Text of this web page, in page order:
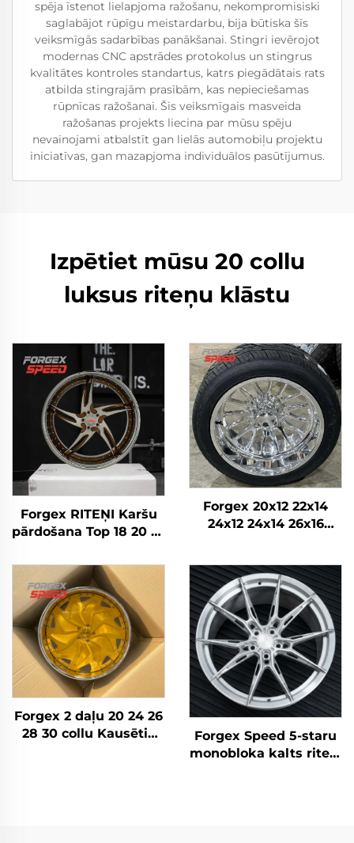
spēja īstenot lielapjoma ražošanu, nekompromisiski
saglabājot rūpīgu meistardarbu, bija būtiska šīs
veiksmīgās sadarbības panākšanai. Stingri ievērojot
modernas CNC apstrādes protokolus un stingrus
kvalitātes kontroles standartus, katrs piegādātais rats
atbilda stingrajām prasībām, kas nepieciešamas
rūpnīcas ražošanai. Šis veiksmīgais masveida
ražošanas projekts liecina par mūsu spēju
nevainojami atbalstīt gan lielās automobiļu projektu
iniciatīvas, gan mazapjoma individuālos pasūtījumus.
Izpētiet mūsu 20 collu
luksus riteņu klāstu
Forgex RITEŅI Karšu
pārdošana Top 18 20 22
5x114.3 5x120 6x139.7
Pielāgoti kausētie
riteņi Personīgā auto
diski
Forgex 20x12 22x14
24x12 24x14 26x16
kaltās diskrades
Chevrolet GMC
2500HD Silverado Ram
SUV
Forgex 2 daļu 20 24 26
28 30 collu Kausētie
Forgex Speed 5-staru
monobloka kalts riteni